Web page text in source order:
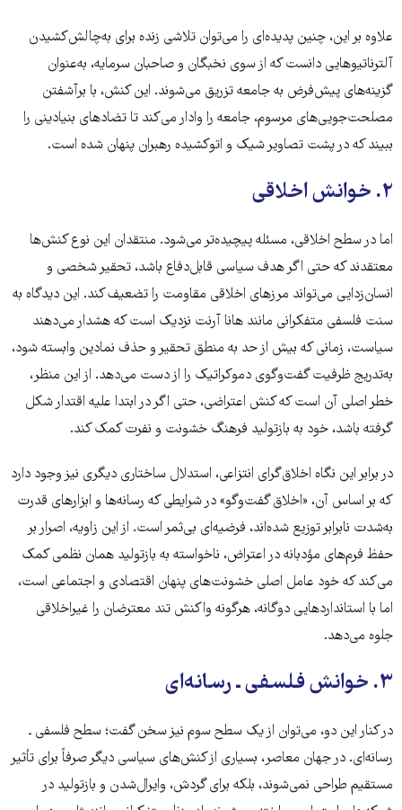
علاوه بر این، چنین پدیده‌ای را می‌توان تلاشی زنده برای به‌چالش‌کشیدن
آلترناتیوهایی دانست که از سوی نخبگان و صاحبان سرمایه، به‌عنوان
گزینه‌های پیش‌فرض به جامعه تزریق می‌شوند. این کنش، با برآشفتن
مصلحت‌جویی‌های مرسوم، جامعه را وادار می‌کند تا تضادهای بنیادینی را
ببیند که در پشت تصاویر شیک و اتوکشیده رهبران پنهان شده است.
۲. خوانش اخلاقی
اما در سطح اخلاقی، مسئله پیچیده‌تر می‌شود. منتقدان این نوع کنش‌ها
معتقدند که حتی اگر هدف سیاسی قابل‌دفاع باشد، تحقیر شخصی و
انسان‌زدایی می‌تواند مرزهای اخلاقی مقاومت را تضعیف کند. این دیدگاه به
سنت فلسفی متفکرانی مانند هانا آرنت نزدیک است که هشدار می‌دهند
سیاست، زمانی که بیش از حد به منطق تحقیر و حذف نمادین وابسته شود،
به‌تدریج ظرفیت گفت‌وگوی دموکراتیک را از دست می‌دهد. از این منظر،
خطر اصلی آن است که کنش اعتراضی، حتی اگر در ابتدا علیه اقتدار شکل
گرفته باشد، خود به بازتولید فرهنگ خشونت و نفرت کمک کند.
در برابر این نگاه اخلاق‌گرای انتزاعی، استدلال ساختاری دیگری نیز وجود دارد
که بر اساس آن، «اخلاق گفت‌وگو» در شرایطی که رسانه‌ها و ابزارهای قدرت
به‌شدت نابرابر توزیع شده‌اند، فرضیه‌ای بی‌ثمر است. از این زاویه، اصرار بر
حفظ فرم‌های مؤدبانه در اعتراض، ناخواسته به بازتولید همان نظمی کمک
می‌کند که خود عامل اصلی خشونت‌های پنهان اقتصادی و اجتماعی است،
اما با استانداردهایی دوگانه، هرگونه واکنش تند معترضان را غیراخلاقی
جلوه می‌دهد.
۳. خوانش فلسفی ـ رسانه‌ای
در کنار این دو، می‌توان از یک سطح سوم نیز سخن گفت؛ سطح فلسفی ـ
رسانه‌ای. در جهان معاصر، بسیاری از کنش‌های سیاسی دیگر صرفاً برای تأثیر
مستقیم طراحی نمی‌شوند، بلکه برای گردش، وایرال‌شدن و بازتولید در